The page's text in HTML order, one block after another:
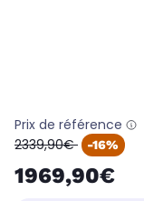
Prix de référence
oldPrice
2339,90€ -16%
1969,90€